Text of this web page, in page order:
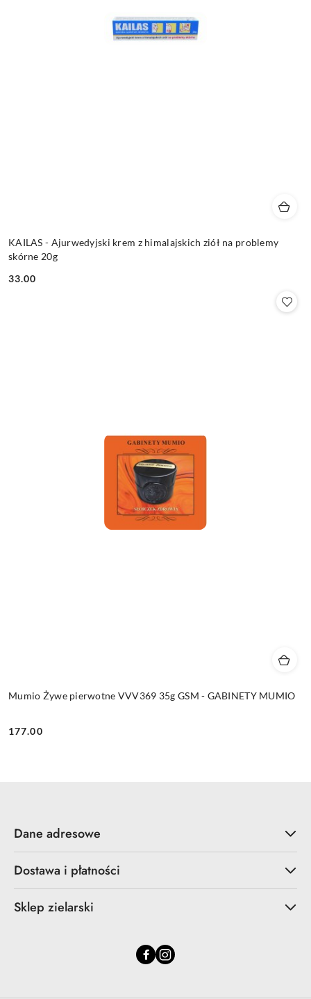
KAILAS - Ajurwedyjski krem z himalajskich ziół na problemy
skórne 20g
Cena:
33.00
Mumio Żywe pierwotne VVV369 35g GSM - GABINETY MUMIO
Cena:
177.00
Dane adresowe
Dostawa i płatności
Sklep zielarski